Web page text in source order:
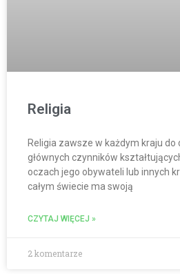
Religia
Religia zawsze w każdym kraju do
głównych czynników
oczach jego obywateli lub innych
całym świecie ma swoją
CZYTAJ WIĘCEJ »
2 komentarze